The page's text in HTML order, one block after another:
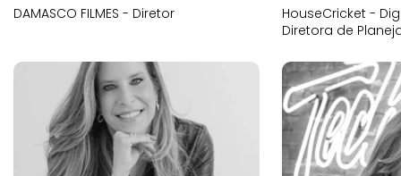
DAMASCO FILMES - Diretor
HouseCricket -
Diretora de